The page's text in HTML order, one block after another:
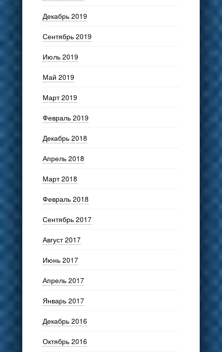
Декабрь 2019
Сентябрь 2019
Июль 2019
Май 2019
Март 2019
Февраль 2019
Декабрь 2018
Апрель 2018
Март 2018
Февраль 2018
Сентябрь 2017
Август 2017
Июнь 2017
Апрель 2017
Январь 2017
Декабрь 2016
Октябрь 2016